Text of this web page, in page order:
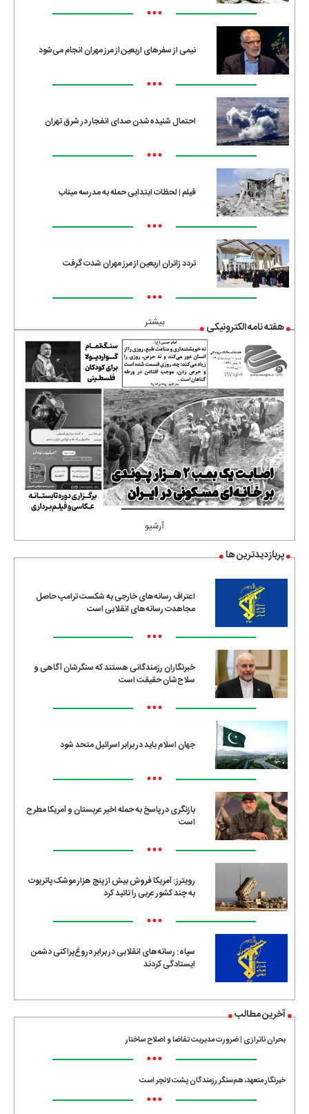
•••
نیمی از سفرهای اربعین از مرز مهران انجام می‌شود
•••
احتمال شنیده‌شدن صدای انفجار در شرق تهران
•••
فیلم | لحظات ابتدایی حمله به مدرسه میناب
•••
تردد زائران اربعین از مرز مهران شدت گرفت
•••
بیشتر هفته نامه الکترونیکی
آرشیو
پربازدیدترین ها
اعتراف رسانه‌های خارجی به شکست ترامپ حاصل
مجاهدت رسانه‌های انقلابی است
•••
خبرنگاران رزمندگانی هستند که سنگرشان آگاهی و
سلاح‌شان حقیقت است
•••
جهان اسلام باید در برابر اسرائیل متحد شود
•••
بازنگری در پاسخ به حمله اخیر عربستان و آمریکا مطرح
است
•••
رویترز: آمریکا فروش بیش از پنج هزار موشک پاتریوت
به چند کشور عربی را تائید کرد
•••
سپاه: رسانه‌های انقلابی در برابر دروغ‌پراکنی دشمن
ایستادگی کردند
آخرین مطالب
بحران ناترازی | ضرورت مدیریت تقاضا و اصلاح ساختار
•••
خبرنگار متعهد، هم‌سنگر رزمندگان پشت لانچر است
•••